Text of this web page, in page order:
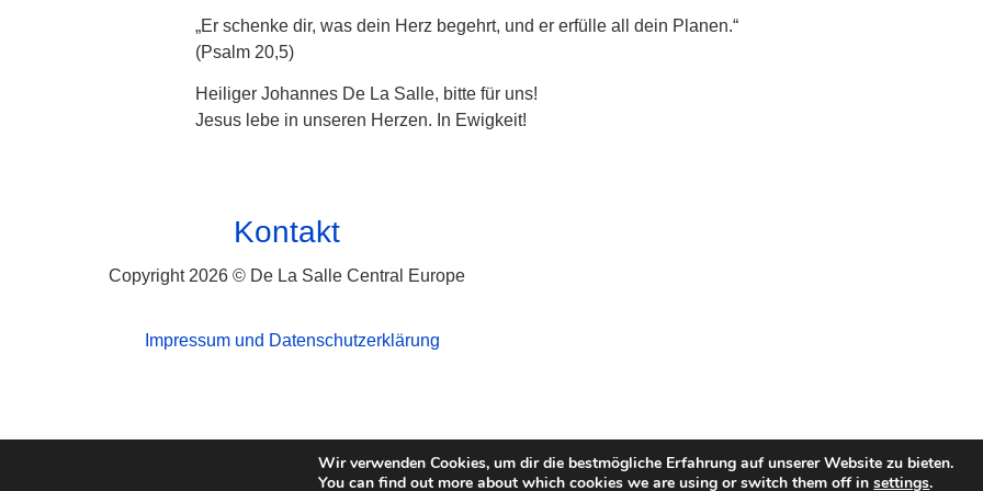
„Er schenke dir, was dein Herz begehrt, und er erfülle all dein Planen.“
(Psalm 20,5)
Heiliger Johannes De La Salle, bitte für uns!
Jesus lebe in unseren Herzen. In Ewigkeit!
Kontakt
Copyright 2026 © De La Salle Central Europe
Impressum und Datenschutzerklärung
Wir verwenden Cookies, um dir die bestmögliche Erfahrung auf unserer Website zu bieten.
You can find out more about which cookies we are using or switch them off insettings.